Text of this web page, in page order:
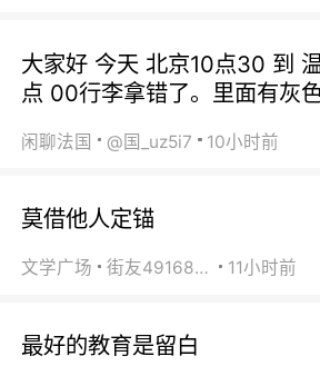
大家好 今天 北京10点30 到
点 00行李拿错了。里面有灰
闲聊法国 @国_uz5i7 10小时前
莫借他人定锚
文学广场 街友49168527 11小时前
最好的教育是留白